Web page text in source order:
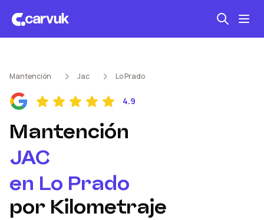
Mantención kilometraje
Revisión técnica
Mantención Jac Lo Prado
4.9
Mantención
JAC
en Lo Prado
por Kilometraje